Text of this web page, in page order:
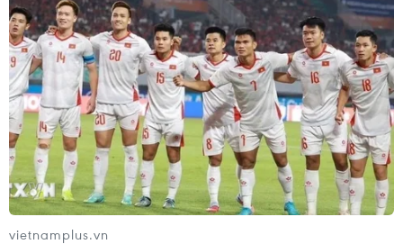
vietnamplus.vn